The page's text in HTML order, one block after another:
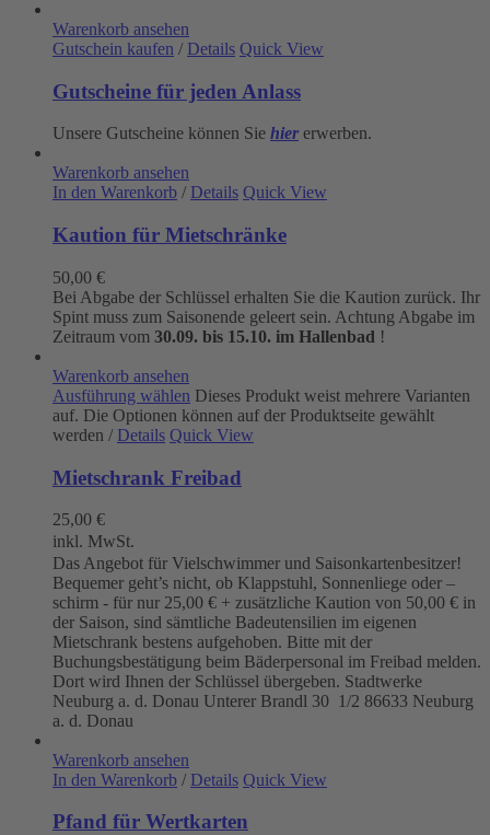
Warenkorb ansehen
Gutschein kaufen / Details Quick View
Gutscheine für jeden Anlass
Unsere Gutscheine können Sie hier erwerben.
Warenkorb ansehen
In den Warenkorb / Details Quick View
Kaution für Mietschränke
50,00 €
Bei Abgabe der Schlüssel erhalten Sie die Kaution zurück. Ihr
Spint muss zum Saisonende geleert sein. Achtung Abgabe im
Zeitraum vom 30.09. bis 15.10. im Hallenbad !
Warenkorb ansehen
Ausführung wählen Dieses Produkt weist mehrere Varianten
auf. Die Optionen können auf der Produktseite gewählt
werden / Details Quick View
Mietschrank Freibad
25,00 €
inkl. MwSt.
Das Angebot für Vielschwimmer und Saisonkartenbesitzer!
Bequemer geht’s nicht, ob Klappstuhl, Sonnenliege oder –
schirm - für nur 25,00 € + zusätzliche Kaution von 50,00 € in
der Saison, sind sämtliche Badeutensilien im eigenen
Mietschrank bestens aufgehoben. Bitte mit der
Buchungsbestätigung beim Bäderpersonal im Freibad melden.
Dort wird Ihnen der Schlüssel übergeben. Stadtwerke
Neuburg a. d. Donau Unterer Brandl 30 1/2 86633 Neuburg
a. d. Donau
Warenkorb ansehen
In den Warenkorb / Details Quick View
Pfand für Wertkarten